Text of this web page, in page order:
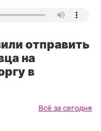
отправить
на
в
Всё за сегодня